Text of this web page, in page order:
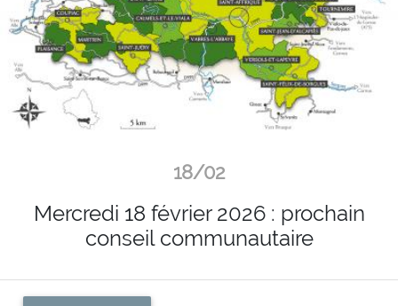
18/02
Mercredi 18 février 2026 : prochain
conseil communautaire